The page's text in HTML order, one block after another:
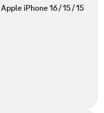
iPhone 16 / 15 / 15